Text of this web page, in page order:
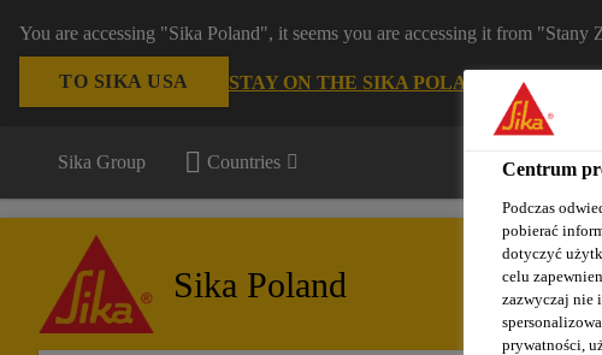
You are accessing "Sika Poland", it seems you are accessing it from
TO SIKA USA STAY ON THE SIKA POLAND WEBSITE
Sika Group Countries
Sika Poland
Centrum
Podczas
pobierać
dotyczyć
celu
zazwyczaj nie
prywatności,